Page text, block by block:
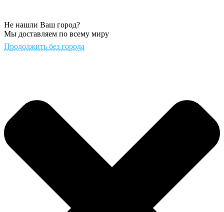
Не нашли Ваш город?
Мы доставляем по всему миру
Продолжить без города